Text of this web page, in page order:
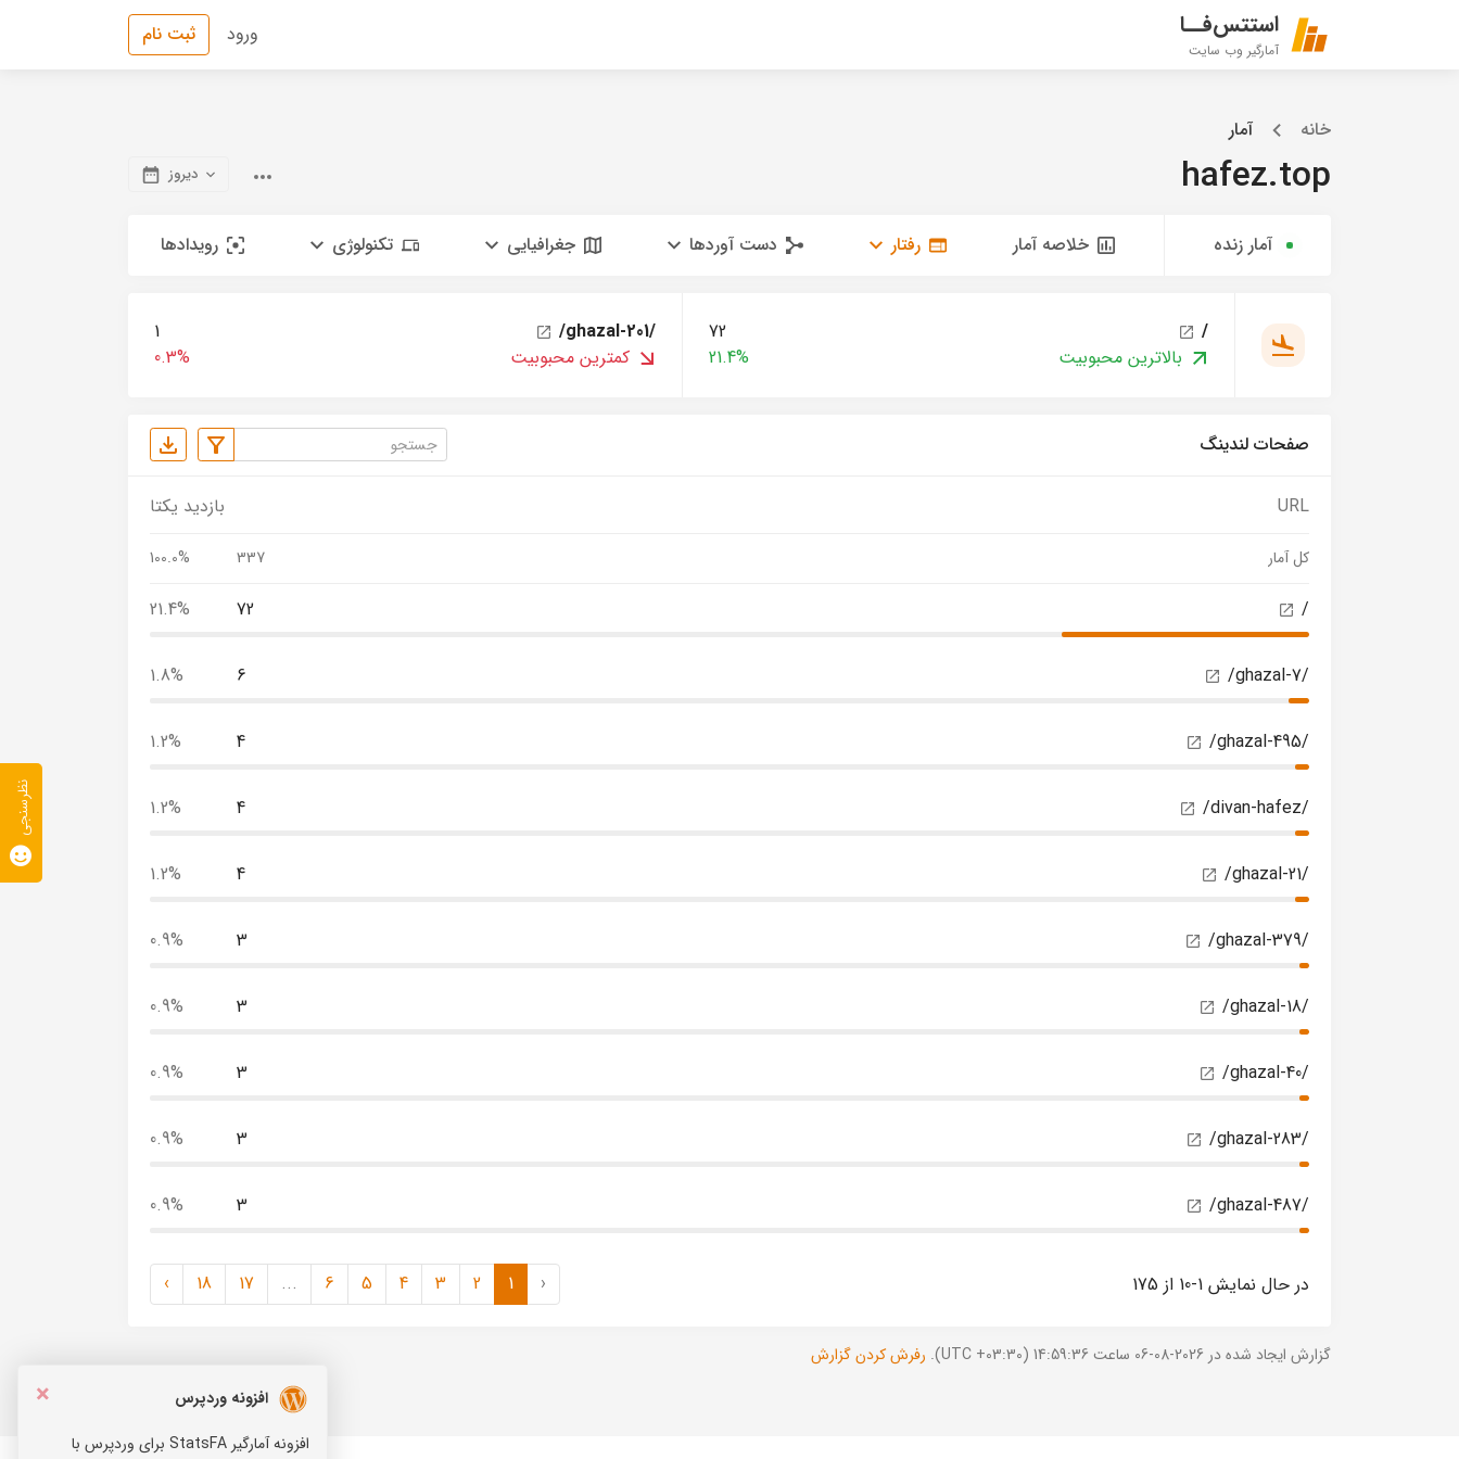
استتس‌فــا
آمارگیر وب سایت
ورود ثبت نام
خانه آمار
hafez.top دیروز
آمار زنده خلاصه آمار رفتار دست آوردها جغرافیایی تکنولوژی رویدادها
/
72
بالاترین محبوبیت
21.4%
/ghazal-201/
1
کمترین محبوبیت
0.3%
صفحات لندینگ
URL بازدید یکتا
کل آمار 337
100.0%
/
72
21.4%
/ghazal-7/
6
1.8%
/ghazal-495/
4
1.2%
/divan-hafez/
4
1.2%
/ghazal-21/
4
1.2%
/ghazal-379/
3
0.9%
/ghazal-18/
3
0.9%
/ghazal-40/
3
0.9%
/ghazal-283/
3
0.9%
/ghazal-487/
3
0.9%
در حال نمایش 1-10 از 175 ‹
1
2
3
4
5
6
...
17
18
›
گزارش ایجاد شده در 2026-08-06 ساعت 14:59:36 (UTC +03:30). رفرش کردن گزارش
×
افزونه وردپرس
افزونه آمارگیر StatsFA برای وردپرس با
نظرسنجی